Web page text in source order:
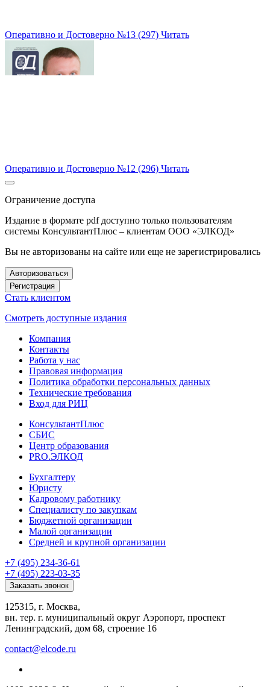
Оперативно и Достоверно №13 (297) Читать
Оперативно и Достоверно №12 (296) Читать
Ограничение доступа
Издание в формате pdf доступно только пользователям
системы КонсультантПлюс – клиентам ООО «ЭЛКОД»
Вы не авторизованы на сайте или еще не зарегистрировались
Авторизоваться
Регистрация
Стать клиентом
Смотреть доступные издания
Компания
Контакты
Работа у нас
Правовая информация
Политика обработки персональных данных
Технические требования
Вход для РИЦ
КонсультантПлюс
СБИС
Центр образования
PRO.ЭЛКОД
Бухгалтеру
Юристу
Кадровому работнику
Специалисту по закупкам
Бюджетной организации
Малой организации
Средней и крупной организации
+7 (495) 234-36-61
+7 (495) 223-03-35
Заказать звонок
125315, г. Москва,
вн. тер. г. муниципальный округ Аэропорт, проспект
Ленинградский, дом 68, строение 16
contact@elcode.ru